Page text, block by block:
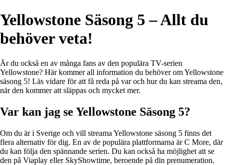
Yellowstone Säsong 5 – Allt du
behöver veta!
Är du också en av många fans av den populära TV-serien
Yellowstone? Här kommer all information du behöver om Yellowstone
säsong 5! Läs vidare för att få reda på var och hur du kan streama den,
när den kommer att släppas och mycket mer.
Var kan jag se Yellowstone Säsong 5?
Om du är i Sverige och vill streama Yellowstone säsong 5 finns det
flera alternativ för dig. En av de populära plattformarna är C More, där
du kan följa den spännande serien. Du kan också ha möjlighet att se
den på Viaplay eller SkyShowtime, beroende på din prenumeration.